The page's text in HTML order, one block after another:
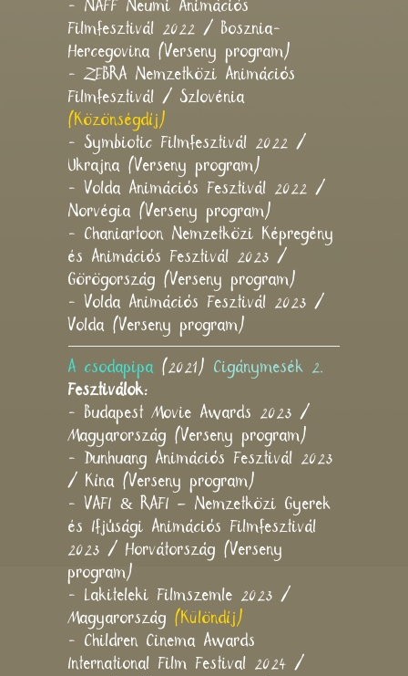
- NAFF Neumi Animációs
Filmfesztivál 2022 / Bosznia-
Hercegovina (Verseny program)
- ZEBRA Nemzetközi Animációs
Filmfesztivál / Szlovénia
(Közönségdíj)
- Symbiotic Filmfesztivál 2022 /
Ukrajna (Verseny program)
- Volda Animációs Fesztivál 2022 /
Norvégia (Verseny program)
- Chaniartoon Nemzetközi Képregény
és Animációs Fesztivál 2023 /
Görögország (Verseny program)
- Volda Animációs Fesztivál 2023 /
Volda (Verseny program)
A csodapipa (2021) Cigánymesék 2.
Fesztiválok:
- Budapest Movie Awards 2023 /
Magyarország (Verseny program)
- Dunhuang Animációs Fesztivál 2023
/ Kína (Verseny program)
- VAFI & RAFI – Nemzetközi Gyerek
és Ifjúsági Animációs Filmfesztivál
2023 / Horvátország (Verseny
program)
- Lakiteleki Filmszemle 2023 /
Magyarország (Különdíj)
- Children Cinema Awards
International Film Festival 2024 /